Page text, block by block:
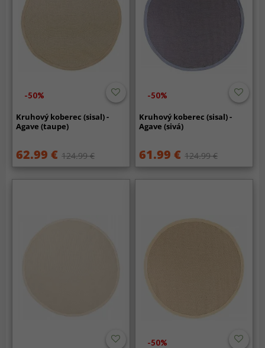
-50%
Kruhový koberec (sisal) -
Agave (taupe)
62.99 € 124.99 €
-50%
Kruhový koberec (sisal) -
Agave (sivá)
61.99 € 124.99 €
-50%